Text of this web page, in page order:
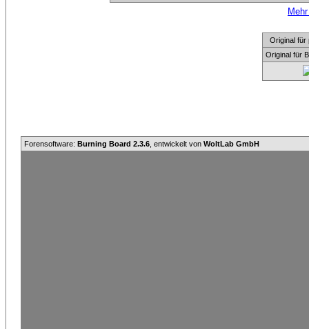
Original für
Original für
Forensoftware: Burning Board 2.3.6 , entwickelt von WoltLab GmbH